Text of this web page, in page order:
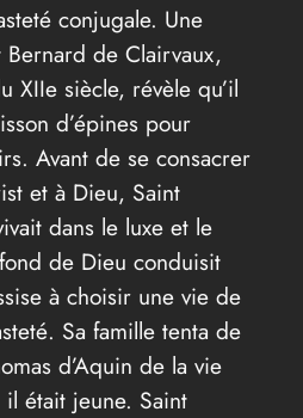
conjugale. Une
de Clairvaux,
XIIe siècle, révèle qu’il
d’épines pour
Avant de se consacrer
et à Dieu, Saint
dans le luxe et le
de Dieu conduisit
à choisir une vie de
Sa famille tenta de
d’Aquin de la vie
était jeune. Saint